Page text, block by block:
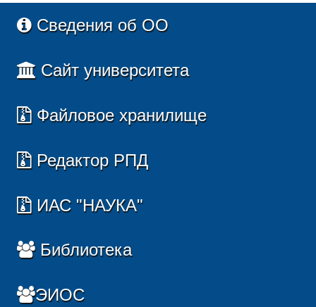
Сведения об ОО
Сайт университета
Файловое хранилище
Редактор РПД
ИАС "НАУКА"
Библиотека
ЭИОС